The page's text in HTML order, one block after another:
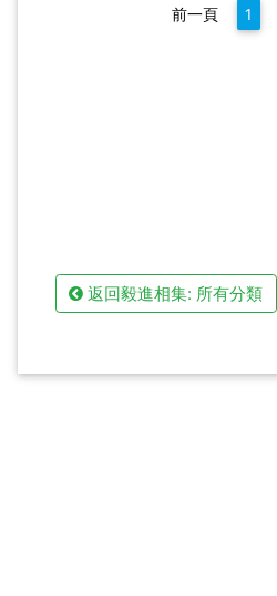
前一頁 1
返回毅進相集: 所有分類